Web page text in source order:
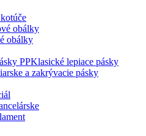
obálky
obálky
PPKlasické lepiace pásky
a zakrývacie pásky